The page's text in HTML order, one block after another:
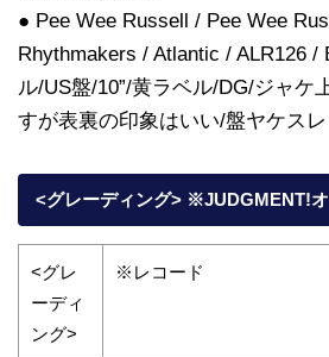
● Pee Wee Russell / Pee Wee
Rhythmakers / Atlantic / ALR126 /
ル/US盤/10”/黄ラベル/DG/ジャケ
すが表裏の印象はいい/盤ヤケス
<グレーディング> ※JUDGMENT!
<グレ
ーディ
ング>
※レコード